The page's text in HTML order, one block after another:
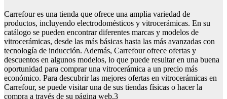
Carrefour es una tienda que ofrece una amplia variedad de
productos, incluyendo electrodomésticos y vitrocerámicas. En su
catálogo se pueden encontrar diferentes marcas y modelos de
vitrocerámicas, desde las más básicas hasta las más avanzadas con
tecnología de inducción. Además, Carrefour ofrece ofertas y
descuentos en algunos modelos, lo que puede resultar en una buena
oportunidad para comprar una vitrocerámica a un precio más
económico. Para descubrir las mejores ofertas en vitrocerámicas en
Carrefour, se puede visitar una de sus tiendas físicas o hacer la
compra a través de su página web.3